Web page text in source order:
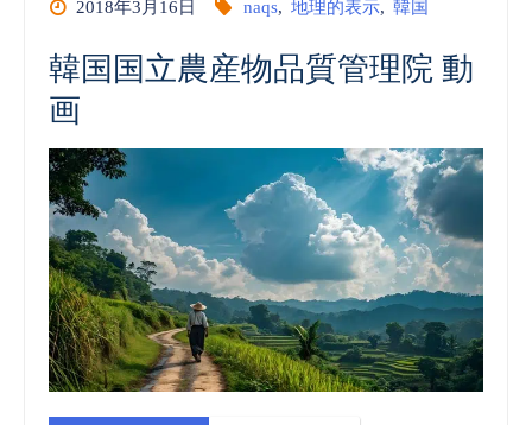
(embedded)”
品
理
院
(NAQS)
vol.
2018年3月16日 naqs, 地理的表示, 韓国
韓国国立農産物品質管理院 動
画